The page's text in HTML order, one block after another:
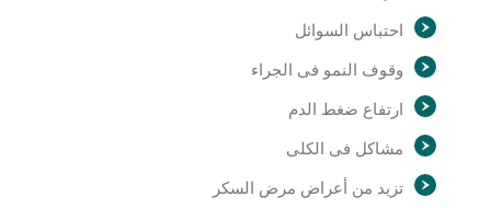
احتباس السوائل
وقوف النمو فى الجراء
ارتفاع ضغط الدم
مشاكل فى الكلى
تزيد من أعراض مرض السكر